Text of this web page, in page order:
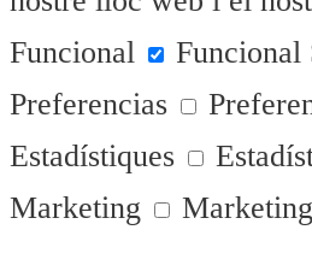
Funcional
Funcional
Preferencias
Estadístiques
Marketing
Marketing